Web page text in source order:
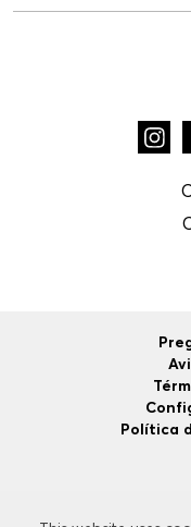
Política
© 2026 HUGO